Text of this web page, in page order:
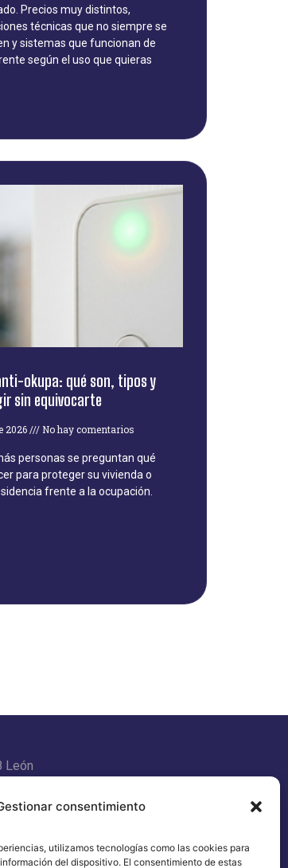
consentimiento
utilizamos tecnologías como las cookies para
del dispositivo. El consentimiento de estas
Precios muy distintos,
técnicas que no siempre se
y sistemas que funcionan de
según el uso que quieras
okupa: qué son, tipos y
sin equivocarte
2026 No hay comentarios
personas se preguntan qué
para proteger su vivienda o
frente a la ocupación.
León